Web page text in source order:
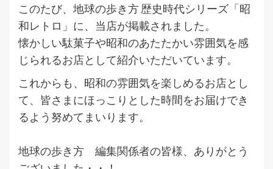
このたび、地球の歩き方 歴史時代シリーズ「昭
和レトロ」に、当店が掲載されました。
懐かしい駄菓子や昭和のあたたかい雰囲気を感
じられるお店として紹介いただいています。
これからも、昭和の雰囲気を楽しめるお店とし
て、皆さまにほっこりとした時間をお届けでき
るよう努めてまいります。
地球の歩き方 編集関係者の皆様、ありがとう